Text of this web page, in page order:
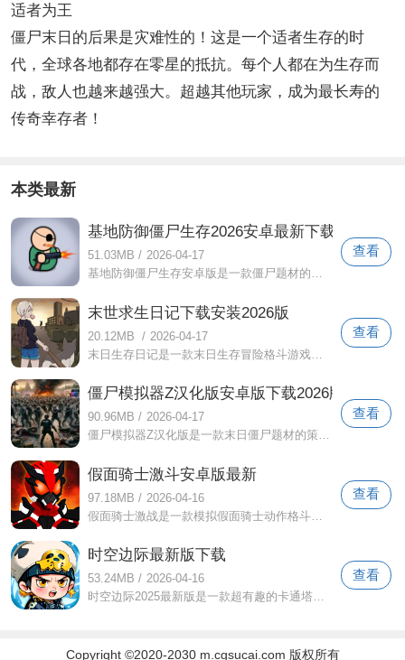
适者为王
僵尸末日的后果是灾难性的！这是一个适者生存的时
代，全球各地都存在零星的抵抗。每个人都在为生存而
战，敌人也越来越强大。超越其他玩家，成为最长寿的
传奇幸存者！
本类最新
基地防御僵尸生存2026安卓最新下载
51.03MB / 2026-04-17
查看
末世求生日记下载安装2026版
20.12MB / 2026-04-17
末日生存日记是一款末日生存冒险格斗游戏。玩家将在这个充满恐怖和血腥的僵尸世界中探索，成为幸存者之一，在地图的各个角落自由寻找丰富的
查看
僵尸模拟器Z汉化版安卓版下载2026版
90.96MB / 2026-04-17
僵尸模拟器Z汉化版是一款末日僵尸题材的策略塔防游戏。在游戏中，玩家可以控制各种人类士兵进行防御。游戏还提供了多个关卡供玩家挑战。玩
查看
假面骑士激斗安卓版最新
97.18MB / 2026-04-16
假面骑士激战是一款模拟假面骑士动作格斗游戏。你可以自由选择假面骑士角色进行训练，学习动漫中经典流畅的战斗连击和炫酷华丽的战斗特效，
查看
时空边际最新版下载
53.24MB / 2026-04-16
时空边际2025最新版是一款超有趣的卡通塔防游戏。游戏的操作简单易懂。玩家只需匹配卡牌并点击屏幕放置它们即可进行战斗。没有复杂的操作。
查看
Copyright ©2020-2030 m.cgsucai.com 版权所有